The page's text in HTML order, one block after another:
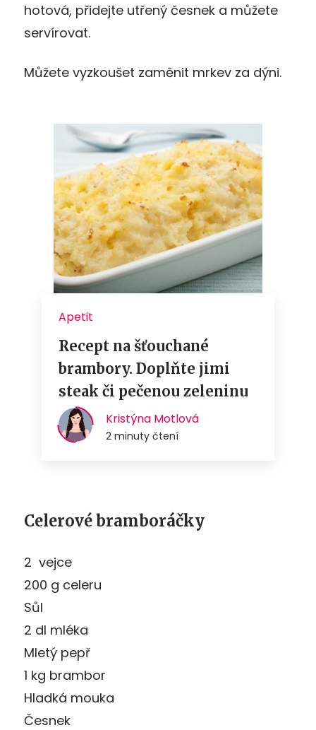
hotová, přidejte utřený česnek a můžete
servírovat.
Můžete vyzkoušet zaměnit mrkev za dýni.
Celerové bramboráčky
2 vejce
200 g celeru
Sůl
2 dl mléka
Mletý pepř
1 kg brambor
Hladká mouka
Česnek